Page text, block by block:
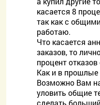
касается 8
так как с
работаю.
Что касается
заказов, то
процент
Как и в прошлые
Возможно Вам
уловить общие
сделать